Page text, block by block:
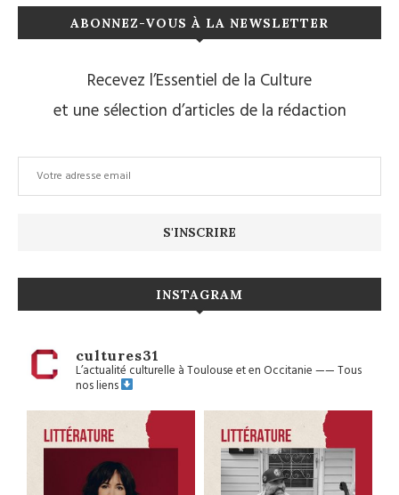
ABONNEZ-VOUS À LA NEWSLETTER
Recevez l’Essentiel de la Culture
et une sélection d’articles de la rédaction
INSTAGRAM
cultures31
L’actualité culturelle à Toulouse et en Occitanie——Tous
nos liens